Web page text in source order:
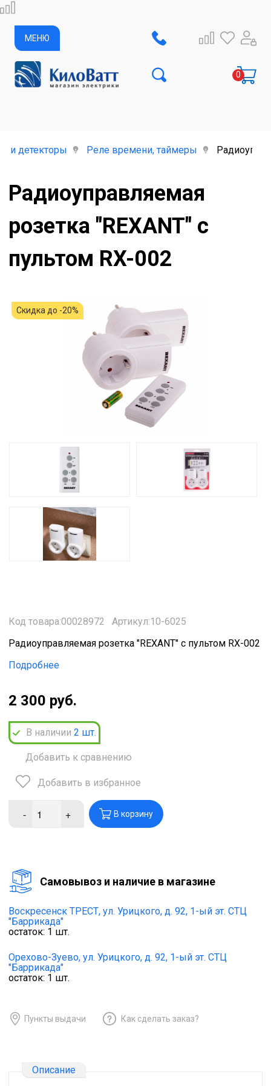
МЕНЮ
и детекторы Реле времени, таймеры
Радиоуправляемая
розетка "REXANT" с
пультом RX-002
Скидка до -20%
Код товара:00028972
Артикул:10-6025
Радиоуправляемая розетка "REXANT" с пультом RX-002
Подробнее
2 300 руб.
В наличии 2 шт.
Добавить к сравнению
Добавить в избранное
- + В корзину
Cамовывоз и наличие в магазине
Воскресенск ТРЕСТ, ул. Урицкого, д. 92, 1-ый эт. СТЦ
"Баррикада"
остаток: 1 шт.
Орехово-Зуево, ул. Урицкого, д. 92, 1-ый эт. СТЦ
"Баррикада"
остаток: 1 шт.
Пункты выдачи Как сделать заказ?
Описание